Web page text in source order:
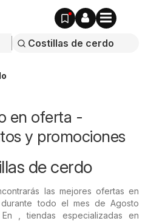
en oferta -
y promociones
de cerdo
las mejores ofertas en
todo el mes de Agosto
, tiendas especializadas en